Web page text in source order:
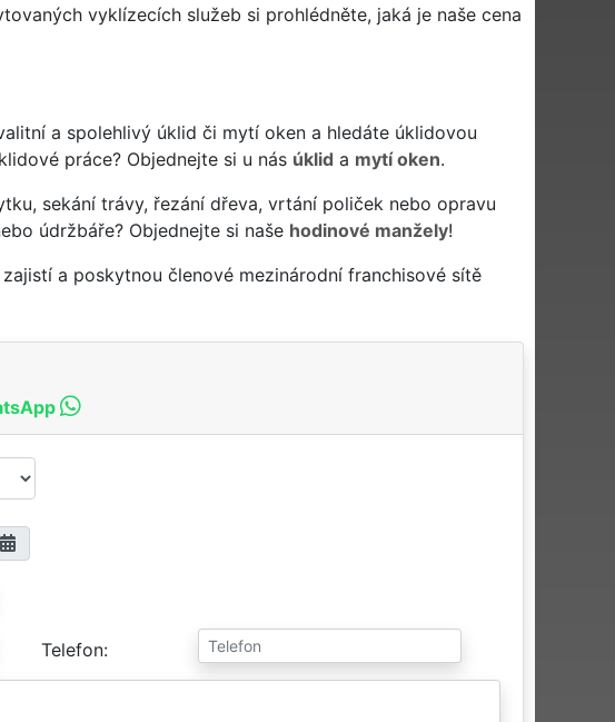
vyklízecích služeb si prohlédněte, jaká je naše cena
a spolehlivý úklid či mytí oken a hledáte úklidovou
práce? Objednejte si u nás úklid a mytí oken.
sekání trávy, řezání dřeva, vrtání poliček nebo opravu
údržbáře? Objednejte si naše hodinové manžely!
a poskytnou členové mezinárodní franchisové sítě
Telefon